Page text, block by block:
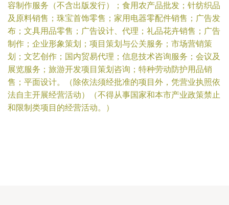
容制作服务（不含出版发行）；食用农产品批发；针纺织品
及原料销售；珠宝首饰零售；家用电器零配件销售；广告发
布；文具用品零售；广告设计、代理；礼品花卉销售；广告
制作；企业形象策划；项目策划与公关服务；市场营销策
划；文艺创作；国内贸易代理；信息技术咨询服务；会议及
展览服务；旅游开发项目策划咨询；特种劳动防护用品销
售；平面设计。（除依法须经批准的项目外，凭营业执照依
法自主开展经营活动）（不得从事国家和本市产业政策禁止
和限制类项目的经营活动。）